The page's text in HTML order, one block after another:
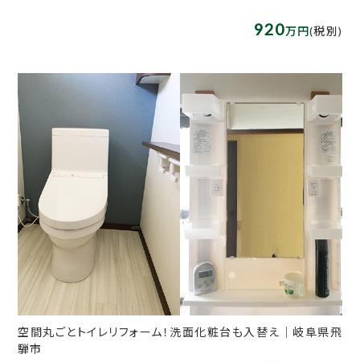
920万円(税別)
空間丸ごとトイレリフォーム！洗面化粧台も入替え│岐阜県飛
騨市